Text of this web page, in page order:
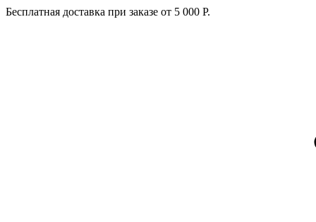
Бесплатная доставка при заказе от 5 000 Р.